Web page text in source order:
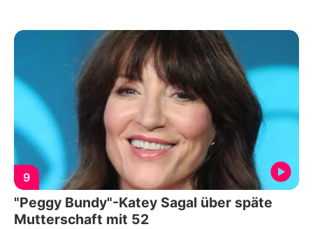
9
"Peggy Bundy"-Katey Sagal über späte
Mutterschaft mit 52